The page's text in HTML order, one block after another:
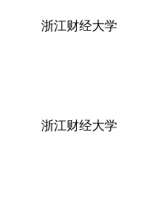
浙江财经大学
浙江财经大学